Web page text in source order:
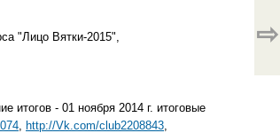
"Лицо Вятки-2015",
итогов - 01 ноября 2014 г. итоговые
http://Vk.com/club2208843
⇨